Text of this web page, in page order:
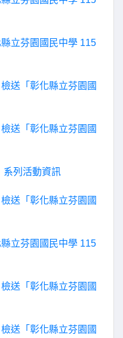
立芬園國民中學 115
送「彰化縣立芬園國
送「彰化縣立芬園國
系列活動資訊
送「彰化縣立芬園國
立芬園國民中學 115
送「彰化縣立芬園國
送「彰化縣立芬園國